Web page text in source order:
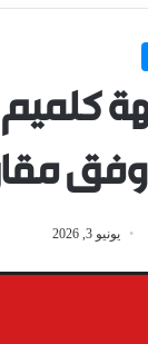
كلميم
يونيو 3, 2026